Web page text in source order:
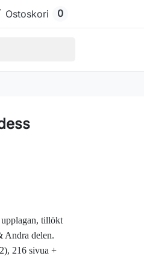
Ostoskori 0
tillökt
Andra delen.
216 sivua +